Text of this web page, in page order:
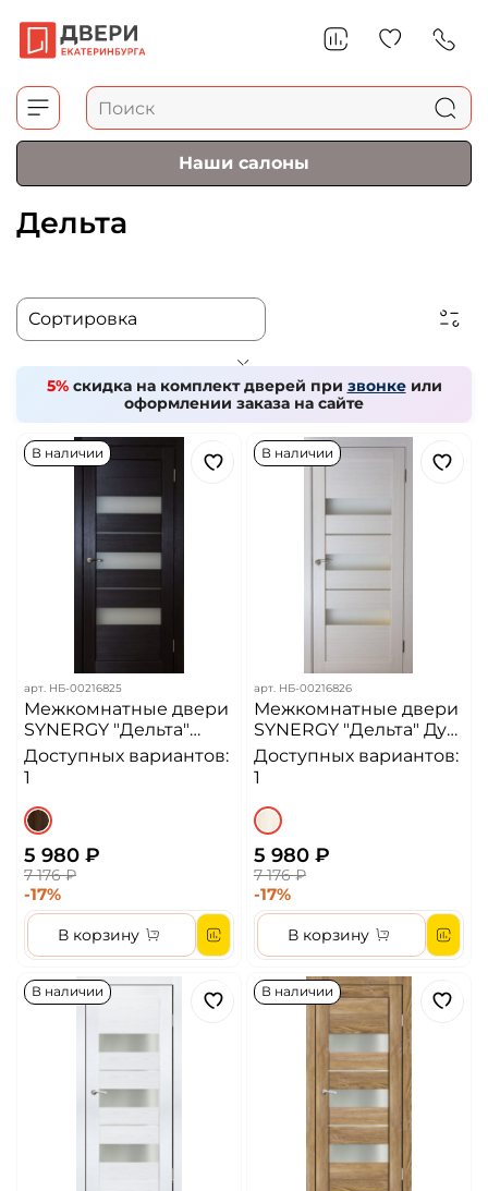
Наши салоны
Дельта
5% скидка на комплект дверей при звонкеили
оформлении заказа на сайте
В наличии
арт. НБ-00216825
Межкомнатные двери
SYNERGY "Дельта"
Венге (Сатинат
матовое)
Доступных вариантов:
1
5 980 ₽
7 176 ₽
-17%
В корзину
В наличии
арт. НБ-00216826
Межкомнатные двери
SYNERGY "Дельта" Дуб
молочный (Сатинат
матовое)
Доступных вариантов:
1
5 980 ₽
7 176 ₽
-17%
В корзину
В наличии В наличии